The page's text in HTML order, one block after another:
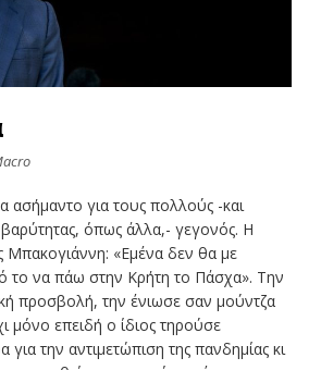
ασήμαντο για τους πολλούς -και
βαρύτητας, όπως άλλα,- γεγονός. Η
«Εμένα δεν θα με
το να πάω στην Κρήτη το Πάσχα». Την
προσβολή, την ένιωσε σαν μούντζα
μόνο επειδή ο ίδιος τηρούσε
για την αντιμετώπιση της πανδημίας κι